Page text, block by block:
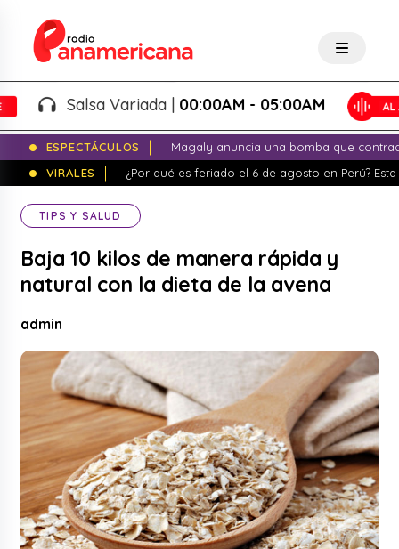
Salsa Variada |00:00AM - 05:00AM
ESPECTÁCULOS
Magaly anuncia una bomba que
VIRALES
¿Por qué es feriado el 6 de agosto en Perú?
TIPS Y SALUD
Baja 10 kilos de manera rápida y
natural con la dieta de la avena
admin